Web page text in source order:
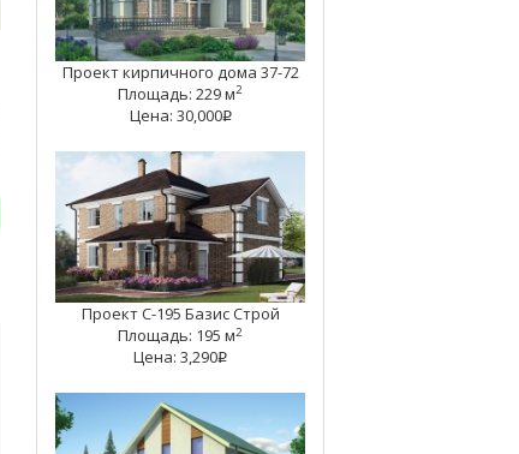
Проект кирпичного дома 37-72
Площадь: 229 м2
Цена: 30,000q
Проект C-195 Базис Строй
Площадь: 195 м2
Цена: 3,290q